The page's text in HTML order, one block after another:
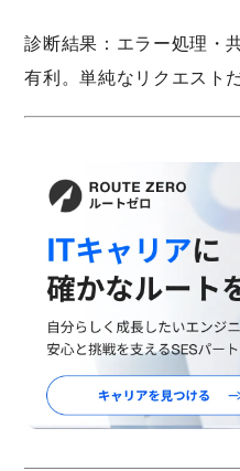
診断結果： エラー処理・
有利。単純なリクエスト